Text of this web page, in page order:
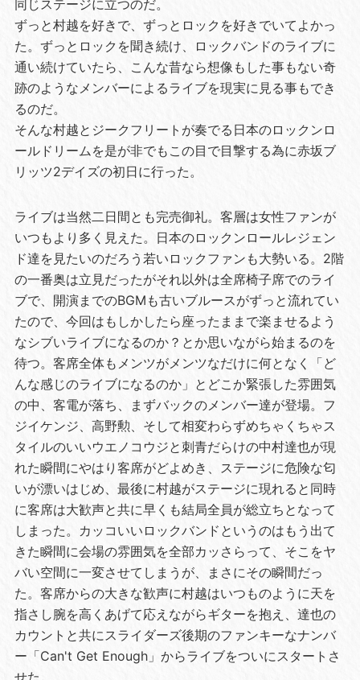
同じステージに立つのだ。
ずっと村越を好きで、ずっとロックを好きでいてよかっ
た。ずっとロックを聞き続け、ロックバンドのライブに
通い続けていたら、こんな昔なら想像もした事もない奇
跡のようなメンバーによるライブを現実に見る事もでき
るのだ。
そんな村越とジークフリートが奏でる日本のロックンロ
ールドリームを是が非でもこの目で目撃する為に赤坂ブ
リッツ2デイズの初日に行った。
ライブは当然二日間とも完売御礼。客層は女性ファンが
いつもより多く見えた。日本のロックンロールレジェン
ド達を見たいのだろう若いロックファンも大勢いる。2階
の一番奥は立見だったがそれ以外は全席椅子席でのライ
ブで、開演までのBGMも古いブルースがずっと流れてい
たので、今回はもしかしたら座ったままで楽ませるよう
なシブいライブになるのか？とか思いながら始まるのを
待つ。客席全体もメンツがメンツなだけに何となく「ど
んな感じのライブになるのか」とどこか緊張した雰囲気
の中、客電が落ち、まずバックのメンバー達が登場。フ
ジイケンジ、高野勲、そして相変わらずめちゃくちゃス
タイルのいいウエノコウジと刺青だらけの中村達也が現
れた瞬間にやはり客席がどよめき、ステージに危険な匂
いが漂いはじめ、最後に村越がステージに現れると同時
に客席は大歓声と共に早くも結局全員が総立ちとなって
しまった。カッコいいロックバンドというのはもう出て
きた瞬間に会場の雰囲気を全部カッさらって、そこをヤ
バい空間に一変させてしまうが、まさにその瞬間だっ
た。客席からの大きな歓声に村越はいつものように天を
指さし腕を高くあげて応えながらギターを抱え、達也の
カウントと共にスライダーズ後期のファンキーなナンバ
ー「Can't Get Enough」からライブをついにスタートさ
せた。